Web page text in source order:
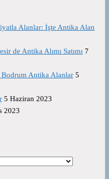
Alanlar: İşte Antika Alan
de Antika Alımı Satımı 7
Antika Alanlar 5
5 Haziran 2023
2023